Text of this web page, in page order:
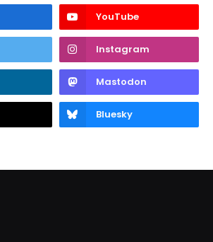
YouTube
Instagram
Mastodon
Bluesky